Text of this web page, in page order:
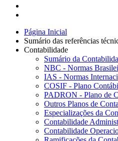
Página Inicial
Sumário das referências
Contabilidade
Sumário da
NBC - Normas
IAS - Normas
COSIF - Plano
PADRON - Plano de
Outros Planos de
Especializações da
Contabilidade
Contabilidade